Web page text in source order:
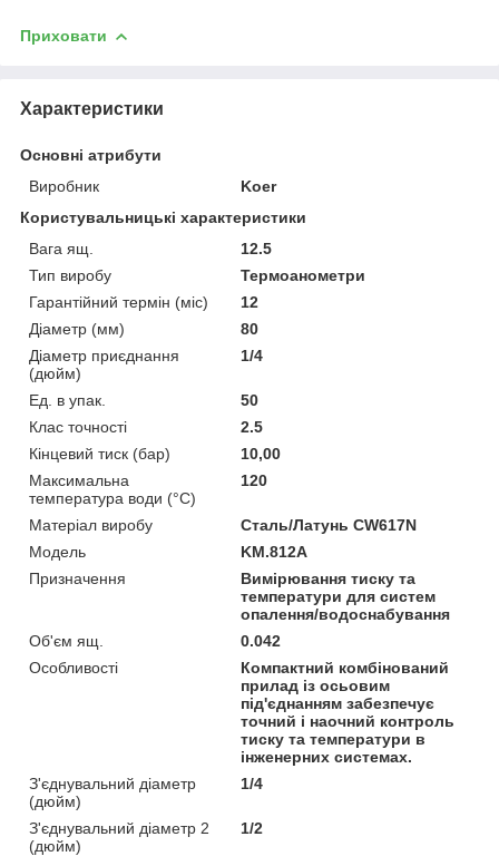
Приховати
Характеристики
Основні атрибути
Виробник
Koer
Користувальницькі характеристики
Вага ящ.
12.5
Тип виробу
Термоанометри
Гарантійний термін (міс)
12
Діаметр (мм)
80
Діаметр приєднання
(дюйм)
1/4
Ед. в упак.
50
Клас точності
2.5
Кінцевий тиск (бар)
10,00
Максимальна
температура води (°C)
120
Матеріал виробу
Сталь/Латунь CW617N
Мoдель
KM.812A
Призначення
Вимірювання тиску та
температури для систем
опалення/водоснабування
Об'єм ящ.
0.042
Особливості
Компактний комбінований
прилад із осьовим
під'єднанням забезпечує
точний і наочний контроль
тиску та температури в
інженерних системах.
З'єднувальний діаметр
(дюйм)
1/4
З'єднувальний діаметр 2
(дюйм)
1/2